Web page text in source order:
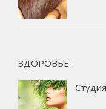
ЗДОРОВЬЕ
Студия